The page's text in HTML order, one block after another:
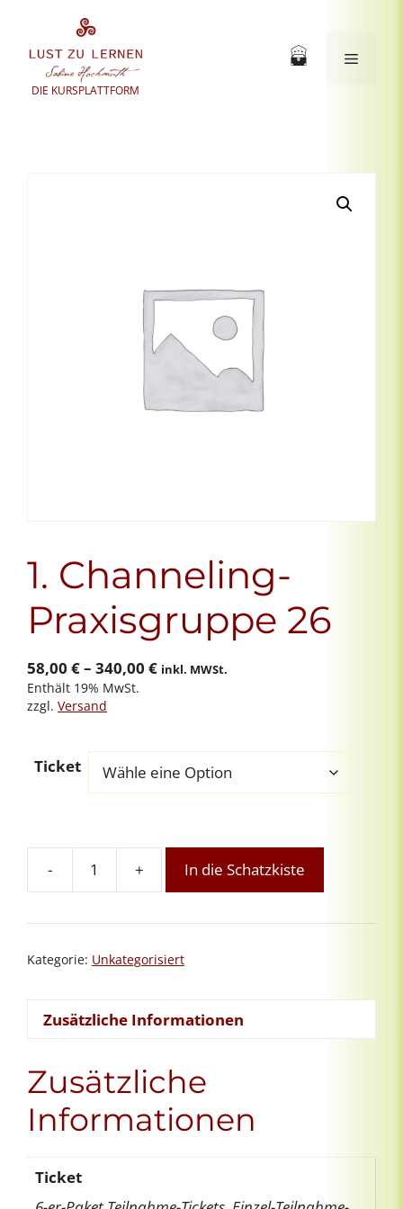
springen
DIE KURSPLATTFORM
Menü
1. Channeling-
Praxisgruppe 26
58,00 €– 340,00 €Preisspanne:
inkl. MWSt.
Enthält 19% MwSt.
zzgl. Versand
Ticket
-
Praxisgruppe
Menge
+ In die Schatzkiste
Kategorie: Unkategorisiert
Zusätzliche Informationen
Zusätzliche
Informationen
Ticket